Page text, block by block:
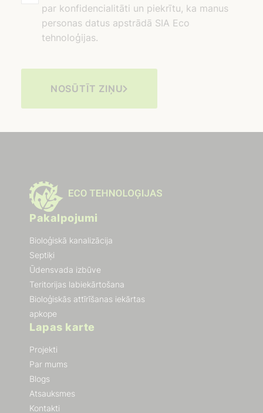
par konfidencialitāti un piekrītu, ka manus
personas datus apstrādā SIA Eco
tehnoloģijas.
NOSŪTĪT ZIŅU
Pakalpojumi
Bioloģiskā kanalizācija
Septiķi
Ūdensvada izbūve
Teritorijas labiekārtošana
Bioloģiskās attīrīšanas iekārtas
apkope
Lapas karte
Projekti
Par mums
Blogs
Atsauksmes
Kontakti